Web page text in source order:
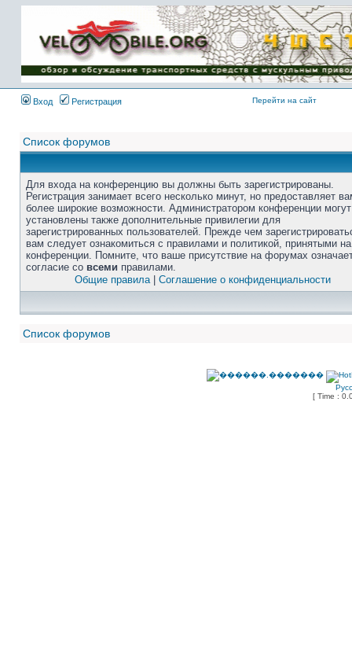
Вход Регистрация Перейти на сайт
Список форумов
Для входа на конференцию вы должны быть зарегистрированы.
Регистрация занимает всего несколько минут, но предоставляет
более широкие возможности. Администратором конференции
установлены также дополнительные привилегии для
зарегистрированных пользователей. Прежде чем
вам следует ознакомиться с правилами и политикой, принятыми на
конференции. Помните, что ваше присутствие на форумах
согласие со всеми правилами.
Общие правила| Соглашение о конфиденциальности
Список форумов
[ Time :